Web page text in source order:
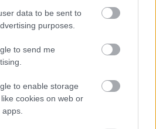
data to be sent to
purposes.
to send me
to enable storage
cookies on web or